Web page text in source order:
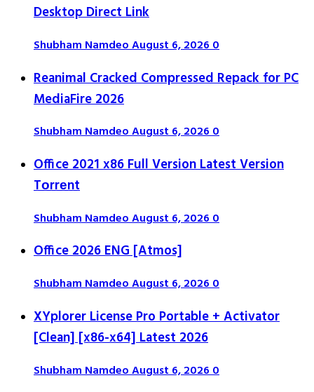
Desktop Direct Link
Shubham NamdeoAugust 6, 20260
Reanimal Cracked Compressed Repack for PC
MediaFire 2026
Shubham NamdeoAugust 6, 20260
Office 2021 x86 Full Version Latest Version
Tоrrеnt
Shubham NamdeoAugust 6, 20260
Office 2026 ENG [Atmos]
Shubham NamdeoAugust 6, 20260
XYplorer License Pro Portable + Activator
[Clean] [x86-x64] Latest 2026
Shubham NamdeoAugust 6, 20260